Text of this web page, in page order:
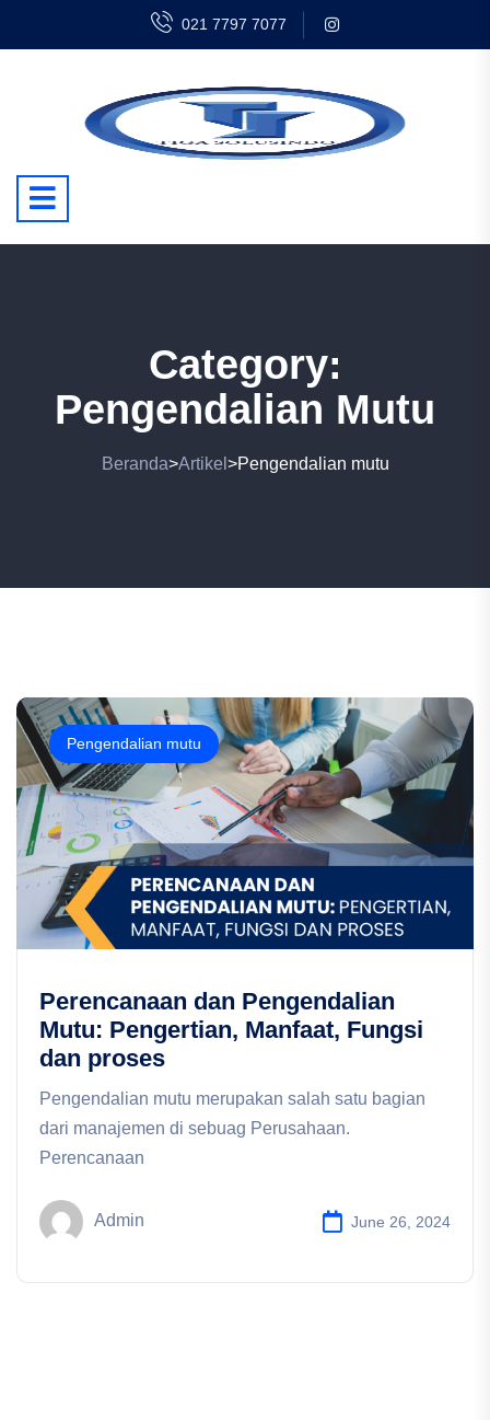
021 7797 7077
Category:
Pengendalian Mutu
Beranda>Artikel >Pengendalian mutu
Pengendalian mutu
Perencanaan dan Pengendalian
Mutu: Pengertian, Manfaat, Fungsi
dan proses
Pengendalian mutu merupakan salah satu bagian
dari manajemen di sebuag Perusahaan.
Perencanaan
Admin June 26, 2024